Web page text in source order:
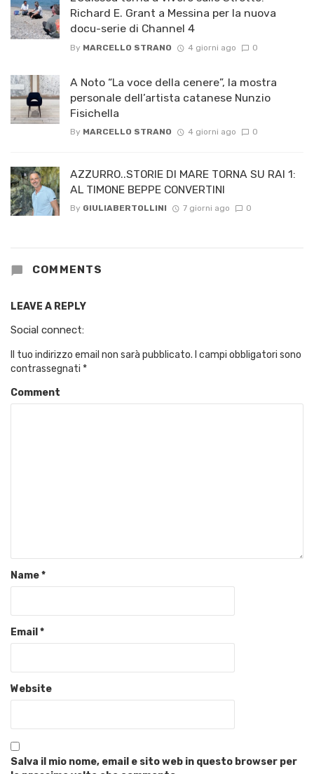
Richard E. Grant a Messina per la nuova
docu-serie di Channel 4
By MARCELLO STRANO 4 giorni ago 0
A Noto “La voce della cenere”, la mostra
personale dell’artista catanese Nunzio
Fisichella
By MARCELLO STRANO 4 giorni ago 0
AZZURRO..STORIE DI MARE TORNA SU RAI 1:
AL TIMONE BEPPE CONVERTINI
By GIULIABERTOLLINI 7 giorni ago 0
COMMENTS
LEAVE A REPLY
Social connect:
Il tuo indirizzo email non sarà pubblicato. I campi obbligatori sono
contrassegnati *
Comment
Name*
Email *
Website
Salva il mio nome, email e sito web in questo browser per